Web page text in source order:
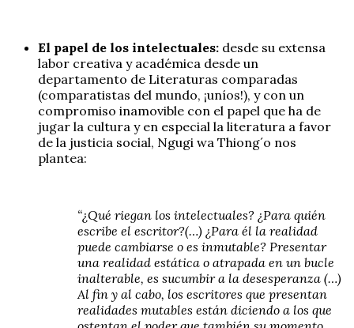
El papel de los intelectuales: desde su extensa
labor creativa y académica desde un
departamento de Literaturas comparadas
(comparatistas del mundo, ¡uníos!), y con un
compromiso inamovible con el papel que ha de
jugar la cultura y en especial la literatura a favor
de la justicia social, Ngugi wa Thiong´o nos
plantea:
“¿Qué riegan los intelectuales? ¿Para quién
escribe el escritor?(…) ¿Para él la realidad
puede cambiarse o es inmutable? Presentar
una realidad estática o atrapada en un bucle
inalterable, es sucumbir a la desesperanza (…)
Al fin y al cabo, los escritores que presentan
realidades mutables están diciendo a los que